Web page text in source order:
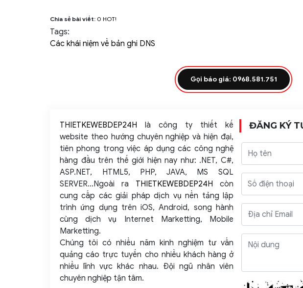
Chia sẻ bài viết: 0 HOT!
Tags:
Các khái niệm về bản ghi DNS
Gọi báo giá: 0968.581.751
THIETKEWEBDEP24H là công ty thiết kế
website theo hướng chuyên nghiệp và hiện đại,
tiên phong trong việc áp dụng các công nghệ
hàng đầu trên thế giới hiện nay như: .NET, C#,
ASP.NET, HTML5, PHP, JAVA, MS SQL
SERVER...Ngoài ra THIETKEWEBDEP24H còn
cung cấp các giải pháp dịch vụ nền tảng lập
trình ứng dụng trên iOS, Android, song hành
cùng dịch vụ Internet Marketting, Mobile
Marketting.
Chúng tôi có nhiều năm kinh nghiệm tư vấn
quảng cáo trực tuyến cho nhiều khách hàng ở
nhiều lĩnh vực khác nhau. Đội ngũ nhân viên
chuyên nghiệp tận tâm.
ĐĂNG KÝ